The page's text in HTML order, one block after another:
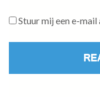
Stuur mij een e-